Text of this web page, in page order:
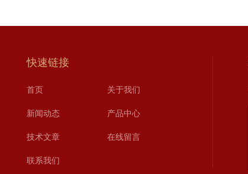
快速链接
首页 关于我们
新闻动态 产品中心
技术文章 在线留言
联系我们